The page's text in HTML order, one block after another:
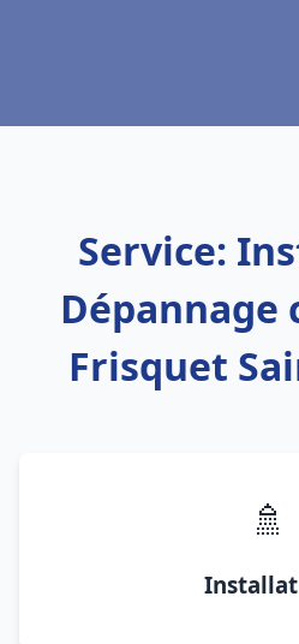
Service:
Dépannage
Frisquet
🚿